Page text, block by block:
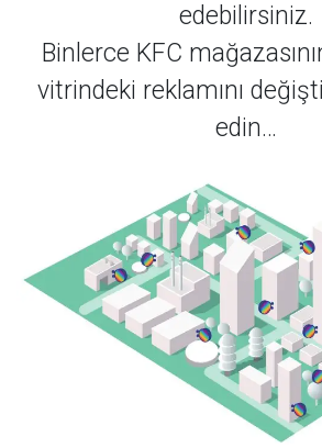
edebilirsiniz.
Binlerce KFC
vitrindeki reklamını
edin…